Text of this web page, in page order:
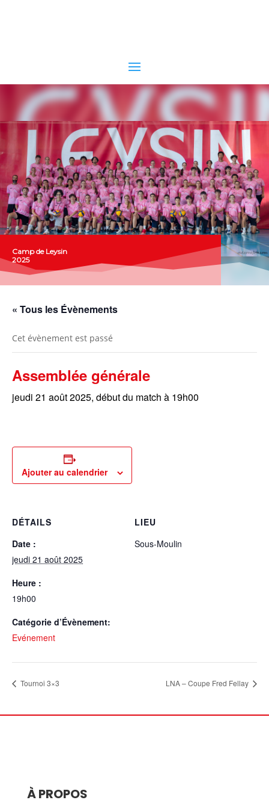
Camp de Leysin
2025
« Tous les Évènements
Cet évènement est passé
Assemblée générale
jeudi 21 août 2025, début du match à 19h00
Ajouter au calendrier
DÉTAILS
Date :
jeudi 21 août 2025
Heure :
19h00
Catégorie d’Évènement:
Evénement
LIEU
Sous-Moulin
Tournoi 3×3 LNA – Coupe Fred Fellay
À PROPOS